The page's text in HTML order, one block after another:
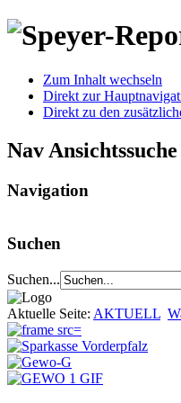
Zum Inhalt wechseln
Direkt zur
Direkt zu den
Nav Ansichtssuche
Navigation
Suchen
Suchen...
Aktuelle Seite: AKTUELL